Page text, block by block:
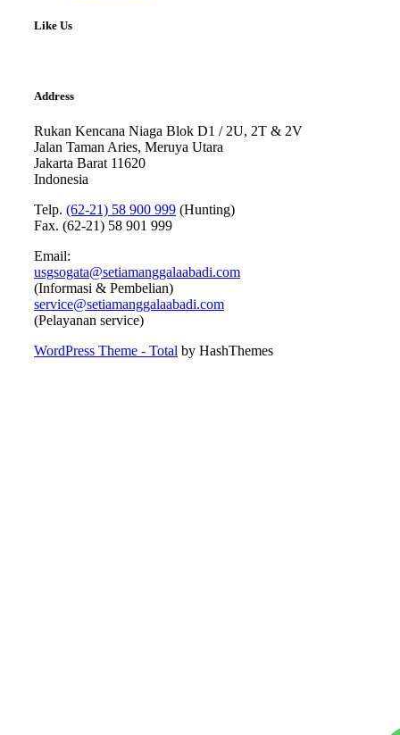
Like Us
Address
Rukan Kencana Niaga Blok D1 / 2U, 2T & 2V
Jalan Taman Aries, Meruya Utara
Jakarta Barat 11620
Indonesia
Telp. (62-21) 58 900 999 (Hunting)
Fax. (62-21) 58 901 999
Email:
usgsogata@setiamanggalaabadi.com
(Informasi & Pembelian)
service@setiamanggalaabadi.com
(Pelayanan service)
WordPress Theme - Total by HashThemes